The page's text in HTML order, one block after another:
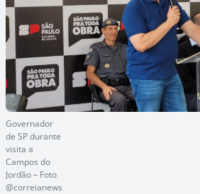
Governador
de SP durante
visita a
Campos do
Jordão – Foto
@correianews